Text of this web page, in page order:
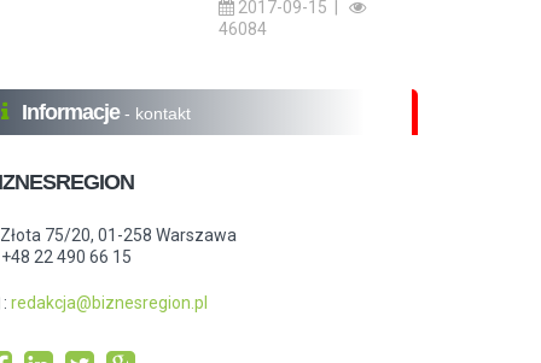
2017-09-15 |
46084
Informacje - kontakt
75/20, 01-258 Warszawa
+48 22 490 66 15
: redakcja@biznesregion.pl